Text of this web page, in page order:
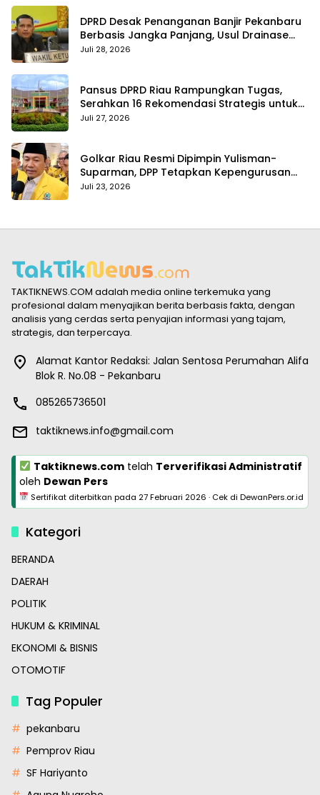
DPRD Desak Penanganan Banjir Pekanbaru
Berbasis Jangka Panjang, Usul Drainase
Raksasa dan Kolam Retensi
Juli 28, 2026
Pansus DPRD Riau Rampungkan Tugas,
Serahkan 16 Rekomendasi Strategis untuk
Dongkrak Pendapatan Daerah
Juli 27, 2026
Golkar Riau Resmi Dipimpin Yulisman-
Suparman, DPP Tetapkan Kepengurusan
Baru 2025–2030
Juli 23, 2026
TAKTIKNEWS.COM adalah media online terkemuka yang
profesional dalam menyajikan berita berbasis fakta, dengan
analisis yang cerdas serta penyajian informasi yang tajam,
strategis, dan terpercaya.
Alamat Kantor Redaksi: Jalan Sentosa Perumahan Alifa
Blok R. No.08 - Pekanbaru
085265736501
taktiknews.info@gmail.com
Taktiknews.comtelah Terverifikasi Administratif
oleh Dewan Pers
Sertifikat diterbitkan pada 27 Februari 2026 · Cek di DewanPers.or.id
Kategori
BERANDA
DAERAH
POLITIK
HUKUM & KRIMINAL
EKONOMI & BISNIS
OTOMOTIF
Tag Populer
pekanbaru
Pemprov Riau
SF Hariyanto